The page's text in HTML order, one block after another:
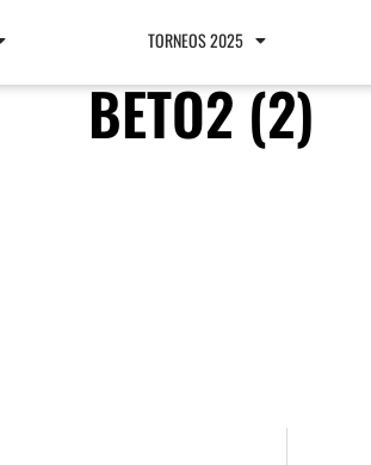
TORNEOS 2025
BETO2 (2)